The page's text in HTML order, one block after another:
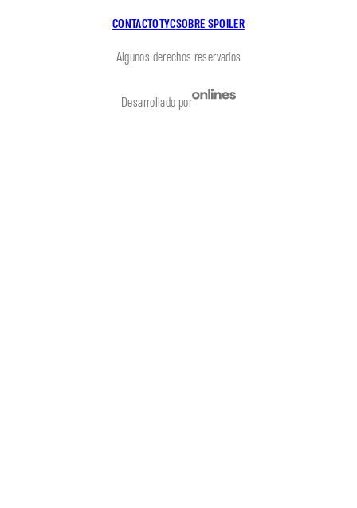
CONTACTOTYCSOBRE SPOILER
Algunos derechos reservados
Desarrollado por